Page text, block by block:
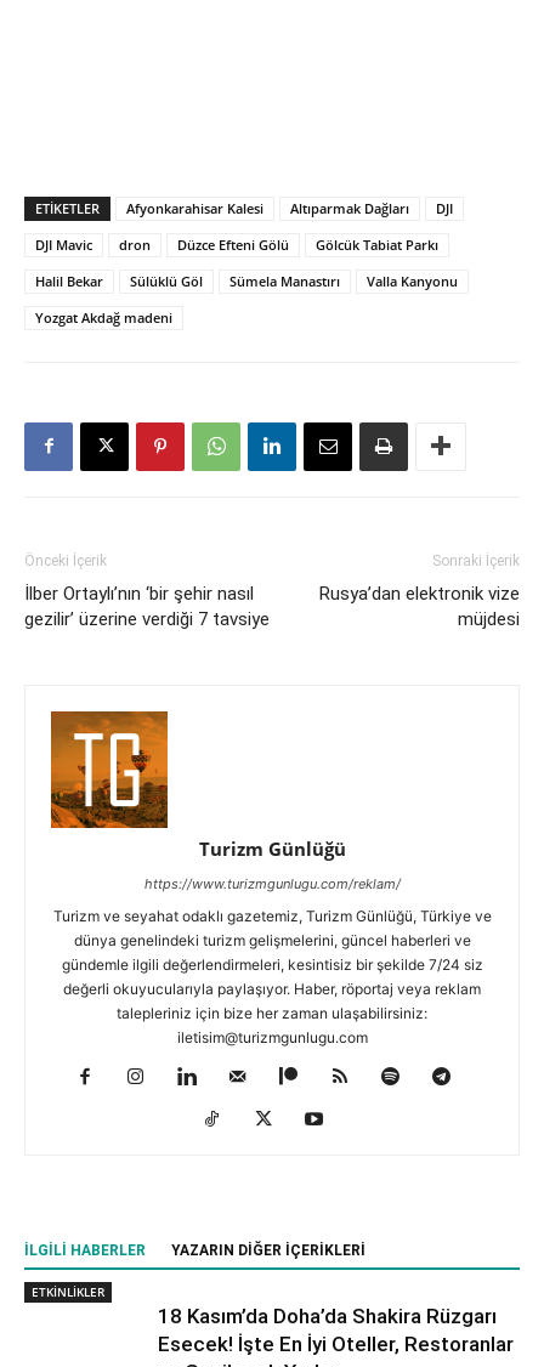
ETIKETLER Afyonkarahisar Kalesi Altıparmak Dağları
DJI
DJI Mavic
dron Düzce Efteni Gölü
Gölcük Tabiat Parkı
Halil Bekar
Sülüklü Göl Sümela Manastırı
Valla Kanyonu
Yozgat Akdağ madeni
Önceki İçerik
İlber Ortaylı’nın ‘bir şehir nasıl
gezilir’ üzerine verdiği 7 tavsiye
Sonraki İçerik
Rusya’dan elektronik vize
müjdesi
Turizm Günlüğü
https://www.turizmgunlugu.com/reklam/
Turizm ve seyahat odaklı gazetemiz, Turizm Günlüğü, Türkiye ve
dünya genelindeki turizm gelişmelerini, güncel haberleri ve
gündemle ilgili değerlendirmeleri, kesintisiz bir şekilde 7/24 siz
değerli okuyucularıyla paylaşıyor. Haber, röportaj veya reklam
talepleriniz için bize her zaman ulaşabilirsiniz:
iletisim@turizmgunlugu.com
İLGILI HABERLER YAZARIN DIĞER İÇERIKLERI
ETKİNLİKLER
18 Kasım’da Doha’da Shakira Rüzgarı
Esecek! İşte En İyi Oteller, Restoranlar